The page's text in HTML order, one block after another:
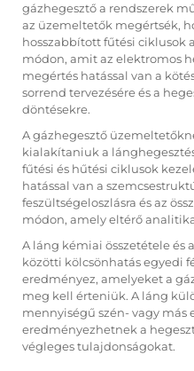
gázhegesztőa rendszerek
az üzemeltetők megértsék,
hosszabbított fűtési ciklusok
módon, amit az elektromos
megértés hatással van a
sorrend tervezésére és a
döntésekre.
A gázhegesztő
kialakítaniuk a
fűtési és hűtési ciklusok
hatással van a
feszültségeloszlásra és az
módon, amely eltérő
A láng kémiai összetétele és
közötti kölcsönhatás egyedi
eredményez, amelyeket a
meg kell érteniük. A láng
mennyiségű szén- vagy más
eredményezhetnek a
végleges tulajdonságokat.